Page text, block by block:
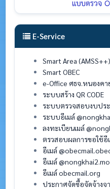
E-Service
Smart Area (AMSS++)
Smart OBEC
e-Office ศธจ.หนองคา
ระบบสร้าง QR CODE
ระบบตรวจสอบงบปร
ระบบอีเมล์
ลงทะเบียนเมล์
ตรวสอบผลการขอใช้อี
อีเมล์
อีเมล์
อีเมล์ obecmail.org
ประกาศจัดซื้อจัดจ้างจ